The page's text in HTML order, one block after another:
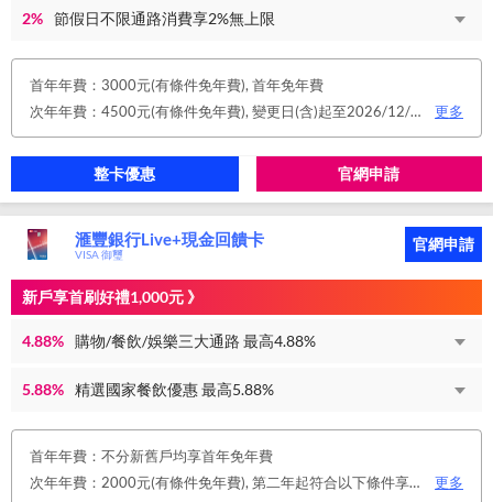
2% 節假日不限通路消費享2%無上限
首年年費：3000元(有條件免年費), 首年免年費
次年年費：4500元(有條件免年費), 變更日(含)起至2026/12/31止，符合原卡別之免年費消費條件 或 使用台新信用卡數位帳單(包含電子/行動帳單)且生效，即享免年費優惠。
更多
整卡優惠 官網申請
滙豐銀行Live+現金回饋卡
VISA 御璽
官網申請
新戶享首刷好禮1,000元 》
4.88% 購物/餐飲/娛樂三大通路 最高4.88%
5.88% 精選國家餐飲優惠 最高5.88%
首年年費：不分新舊戶均享首年免年費
次年年費：2000元(有條件免年費), 第二年起符合以下條件享年費優惠辦法 • 使用非紙本帳單(電子帳單或行動帳單)終身免年費 • 前一年消費滿 8 萬或 12 次享次年免年費
更多